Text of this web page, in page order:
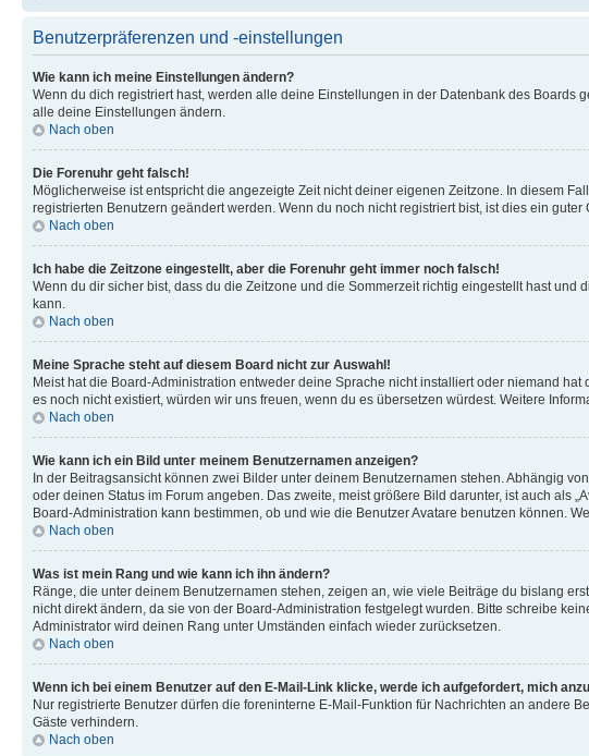
Benutzerpräferenzen und -einstellungen
Wie kann ich meine Einstellungen ändern?
Wenn du dich registriert hast, werden alle deine Einstellungen in der Datenbank des Boards
alle deine Einstellungen ändern.
Nach oben
Die Forenuhr geht falsch!
Möglicherweise ist entspricht die angezeigte Zeit nicht deiner eigenen Zeitzone. In diesem
registrierten Benutzern geändert werden. Wenn du noch nicht registriert bist, ist dies ein guter
Nach oben
Ich habe die Zeitzone eingestellt, aber die Forenuhr geht immer noch falsch!
Wenn du dir sicher bist, dass du die Zeitzone und die Sommerzeit richtig eingestellt hast
kann.
Nach oben
Meine Sprache steht auf diesem Board nicht zur Auswahl!
Meist hat die Board-Administration entweder deine Sprache nicht installiert oder niemand
es noch nicht existiert, würden wir uns freuen, wenn du es übersetzen würdest. Weitere
Nach oben
Wie kann ich ein Bild unter meinem Benutzernamen anzeigen?
In der Beitragsansicht können zwei Bilder unter deinem Benutzernamen stehen. Abhängig
oder deinen Status im Forum angeben. Das zweite, meist größere Bild darunter, ist auch als
Board-Administration kann bestimmen, ob und wie die Benutzer Avatare benutzen können.
Nach oben
Was ist mein Rang und wie kann ich ihn ändern?
Ränge, die unter deinem Benutzernamen stehen, zeigen an, wie viele Beiträge du bislang
nicht direkt ändern, da sie von der Board-Administration festgelegt wurden. Bitte schreibe
Administrator wird deinen Rang unter Umständen einfach wieder zurücksetzen.
Nach oben
Wenn ich bei einem Benutzer auf den E-Mail-Link klicke, werde ich aufgefordert, mich
Nur registrierte Benutzer dürfen die foreninterne E-Mail-Funktion für Nachrichten an andere
Gäste verhindern.
Nach oben